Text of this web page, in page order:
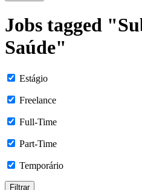
Jobs tagged
Saúde"
Estágio
Freelance
Full-Time
Part-Time
Temporário